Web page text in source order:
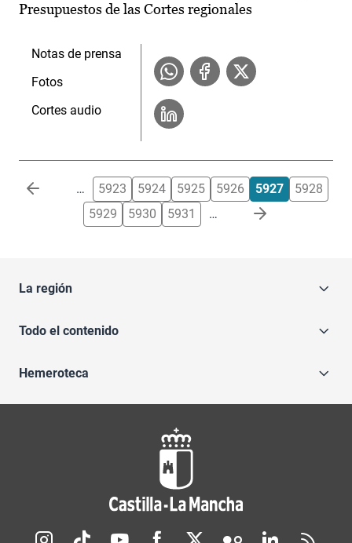
Presupuestos de las Cortes regionales
Notas de prensa
Fotos
Cortes audio
Paginación … 5923 5924 5925 5926 5927
5928
5929
5930 5931 …
La región
Todo el contenido
Hemeroteca